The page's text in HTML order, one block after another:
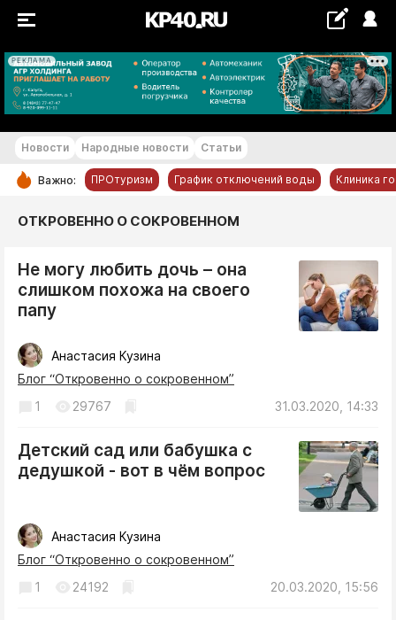
РЕКЛАМА
+18...+19 °С
РУБРИКИ
Новости компаний
Авто и транспорт
Благоустройство
Криминал
Недвижимость и ЖКХ
Погода
Праздники
Происшествия
Новости Народные новости Статьи
Важно: ПРОтуризм График отключений воды Клиника
ОТКРОВЕННО О СОКРОВЕННОМ
Не могу любить дочь – она
слишком похожа на своего
папу
Анастасия Кузина
Блог “Откровенно о сокровенном”
31.03.2020, 14:33
1 29767
Детский сад или бабушка с
дедушкой - вот в чём вопрос
Анастасия Кузина
Блог “Откровенно о сокровенном”
20.03.2020, 15:56
1 24192